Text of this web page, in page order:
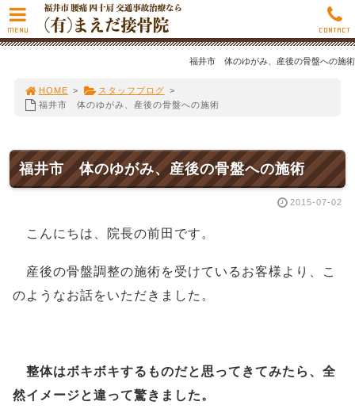
福井市 体のゆがみ、産後の骨盤への施術
HOME > スタッフブログ >
福井市 体のゆがみ、産後の骨盤への施術
福井市 体のゆがみ、産後の骨盤への施術
2015-07-02
こんにちは、院長の前田です。
産後の骨盤調整の施術を受けているお客様より、こ
のようなお話をいただきました。
整体はボキボキするものだと思ってきてみたら、 全
然イメージと違って驚きました。
MENU CONTACT